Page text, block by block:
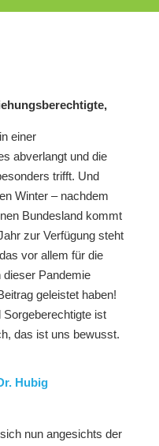
einer
abverlangt und die
trifft. Und
Winter – nachdem
Bundesland kommt
zur Verfügung steht
vor allem für die
dieser Pandemie
geleistet haben!
ist
das ist uns bewusst.
Hubig
nun angesichts der